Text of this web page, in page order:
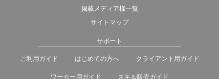
掲載メディア様一覧
サイトマップ
サポート
ご利用ガイド はじめての方へ クライアント用ガイド
ワーカー用ガイド スキル販売ガイド